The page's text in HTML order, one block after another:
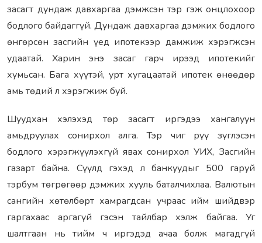
засагт дундаж давхаргаа дэмжсэн тэр гэж онцлохоор
бодлого байдаггүй. Дундаж давхаргаа дэмжих бодлого
өнгөрсөн засгийн үед ипотекээр дамжиж хэрэгжсэн
удаатай. Харин энэ засаг гарч ирээд ипотекийг
хумьсан. Бага хүүтэй, урт хугацаатай ипотек өнөөдөр
амь төдий л хэрэгжиж буй.
Шуудхан хэлэхэд төр засагт иргэдээ хангалуун
амьдруулах сонирхол алга. Тэр чиг рүү зүглэсэн
бодлого хэрэгжүүлэхгүй явах сонирхол УИХ, Засгийн
газарт байна. Сүүлд гэхэд л банкуудыг 500 гаруй
тэрбум төгрөгөөр дэмжих хууль баталчихлаа. Валютын
сангийн хөтөлбөрт хамрагдсан учраас ийм шийдвэр
гаргахаас аргагүй гэсэн тайлбар хэлж байгаа. Уг
шалтгаан нь тийм ч иргэдэд ачаа болж магадгүй